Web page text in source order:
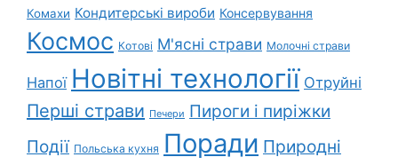
Комахи Кондитерські вироби Консервування
Космос Котові М'ясні страви Молочні страви
Напої Новітні технології Отруйні
Перші страви Печери Пироги і пиріжки
Події Польська кухня Поради Природні